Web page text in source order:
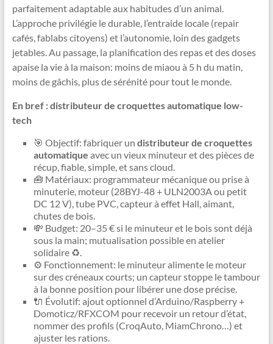
parfaitement adaptable aux habitudes d’un animal.
L’approche privilégie le durable, l’entraide locale (repair
cafés, fablabs citoyens) et l’autonomie, loin des gadgets
jetables. Au passage, la planification des repas et des doses
apaise la vie à la maison: moins de miaou à 5 h du matin,
moins de gâchis, plus de sérénité pour tout le monde.
En bref : distributeur de croquettes automatique low-
tech
🎯 Objectif: fabriquer un distributeur de croquettes
automatique avec un vieux minuteur et des pièces de
récup, fiable, simple, et sans cloud.
🧰 Matériaux: programmateur mécanique ou prise à
minuterie, moteur (28BYJ-48 + ULN2003A ou petit
DC 12 V), tube PVC, capteur à effet Hall, aimant,
chutes de bois.
💸 Budget: 20–35 € si le minuteur et le bois sont déjà
sous la main; mutualisation possible en atelier
solidaire ♻️.
⚙️ Fonctionnement: le minuteur alimente le moteur
sur des créneaux courts; un capteur stoppe le tambour
à la bonne position pour libérer une dose précise.
🔌 Évolutif: ajout optionnel d’Arduino/Raspberry +
Domoticz/RFXCOM pour recevoir un retour d’état,
nommer des profils (CroqAuto, MiamChrono…) et
ajuster les rations.